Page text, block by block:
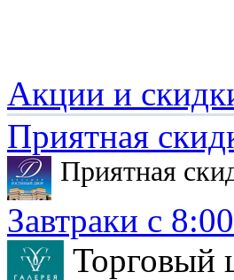
Акции и
Приятная
Приятная
Завтраки с
Торговый